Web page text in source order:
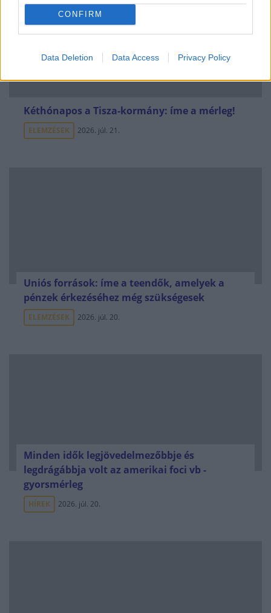
CONFIRM
Data Deletion Data Access Privacy Policy
Kéthónapos a Tisza-kormány: íme a mérleg!
ELEMZÉSEK 2026. júl. 21.
Uniós források: íme a teendők, amelyek a
pénzek érkezéséhez még szükségesek
ELEMZÉSEK 2026. júl. 20.
Minden idők legjövedelmezőbbje és
legdrágábbja volt az amerikai foci vb -
gyorsmérleg
HÍREK 2026. júl. 20.